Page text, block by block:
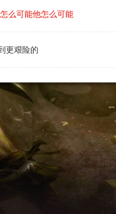
么可能他怎么可能
更艰险的